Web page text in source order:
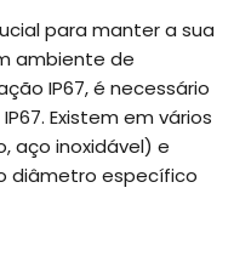
para manter a sua
ambiente de
IP67, é necessário
Existem em vários
aço inoxidável) e
diâmetro específico